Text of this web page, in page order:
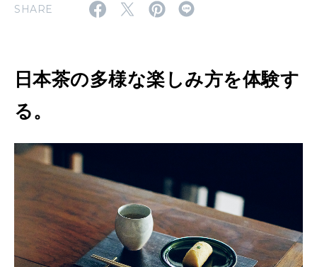
CULTURE
WORK&MONEY
2026年9月号「北海道 おいしく遊ぶ、夏のご褒美旅。」
2026年8月号『お茶の時間です。』
す
る
空
間
、
完
全
予
約
SHARE
日本茶の多様な楽しみ方を体験す
る。